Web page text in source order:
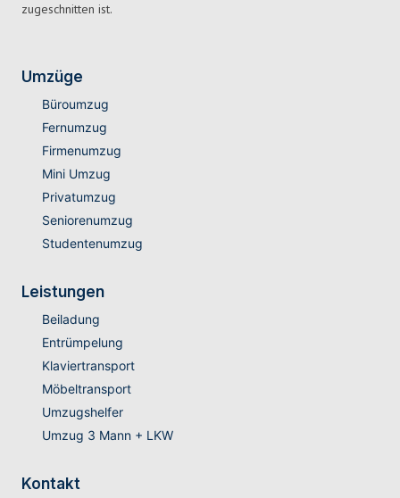
zugeschnitten ist.
Umzüge
Büroumzug
Fernumzug
Firmenumzug
Mini Umzug
Privatumzug
Seniorenumzug
Studentenumzug
Leistungen
Beiladung
Entrümpelung
Klaviertransport
Möbeltransport
Umzugshelfer
Umzug 3 Mann + LKW
Kontakt